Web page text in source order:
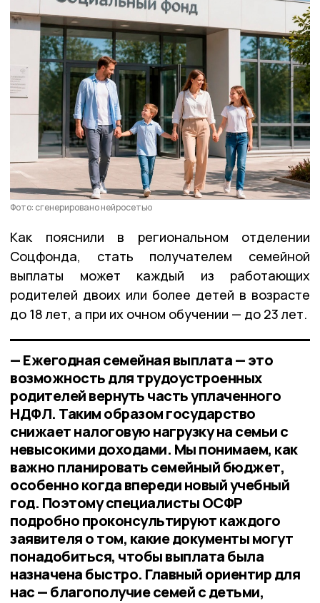
Фото: сгенерировано нейросетью
Как пояснили в региональном отделении
Соцфонда, стать получателем семейной
выплаты может каждый из работающих
родителей двоих или более детей в возрасте
до 18 лет, а при их очном обучении — до 23 лет.
— Ежегодная семейная выплата — это
возможность для трудоустроенных
родителей вернуть часть уплаченного
НДФЛ. Таким образом государство
снижает налоговую нагрузку на семьи с
невысокими доходами. Мы понимаем, как
важно планировать семейный бюджет,
особенно когда впереди новый учебный
год. Поэтому специалисты ОСФР
подробно проконсультируют каждого
заявителя о том, какие документы могут
понадобиться, чтобы выплата была
назначена быстро. Главный ориентир для
нас — благополучие семей с детьми,